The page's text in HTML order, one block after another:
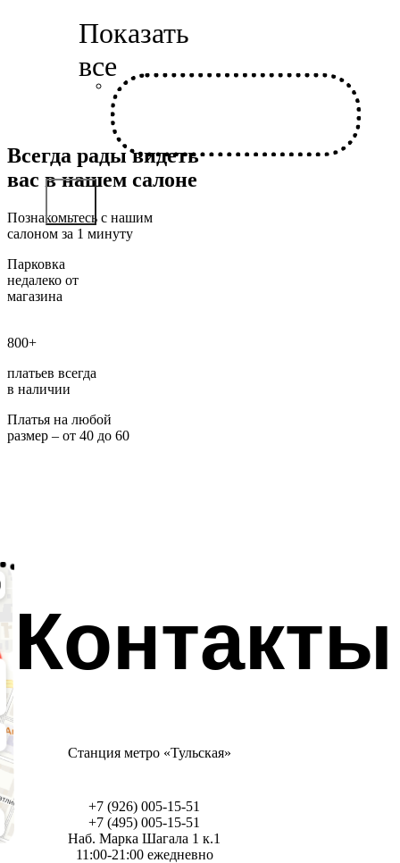
Всегда рады видеть
вас в нашем салоне
Познакомьтесь с нашим
салоном за 1 минуту
Парковка
недалеко от
магазина
800+
платьев всегда
в наличии
Платья на любой
размер – от 40 до 60
Контакты
Станция метро «Тульская»
+7 (926) 005-15-51
+7 (495) 005-15-51
Наб. Марка Шагала 1 к.1
11:00-21:00 ежедневно